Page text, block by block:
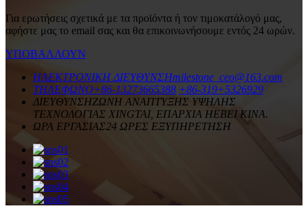
Για ερωτήσεις σχετικά με τα προϊόντα ή τον τιμοκατάλογό μας,
αφήστε μας το email σας και θα επικοινωνήσουμε εντός 24 ωρών.
ΥΠΟΒΑΛΛΟΥΝ
ΗΛΕΚΤΡΟΝΙΚΗ ΔΙΕΥΘΥΝΣΗmilestone_ceo@163.com
ΤΗΛΕΦΩΝΟ+86-13273665388 +86-319+5326929
ΔΙΕΥΘΥΝΣΗΖΩΝΗ ΑΝΑΠΤΥΞΗΣ ΥΨΗΛΗΣ
ΤΕΧΝΟΛΟΓΙΑΣ XINGTAI, ΕΠΑΡΧΙΑ HEBEI ΚΙΝΑ.
ΩΡΑ ΕΡΓΑΣΙΑΣ24 ΩΡΕΣ ΕΞΥΠΗΡΕΤΗΣΗ